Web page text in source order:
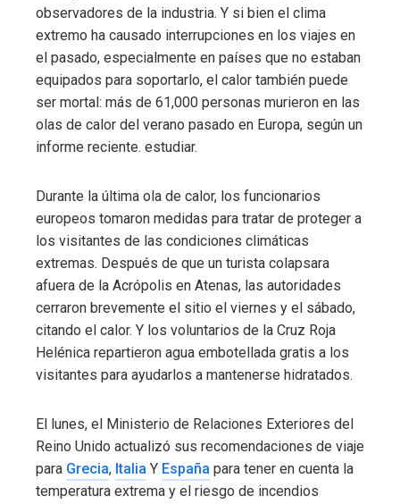
observadores de la industria. Y si bien el clima
extremo ha causado interrupciones en los viajes en
el pasado, especialmente en países que no estaban
equipados para soportarlo, el calor también puede
ser mortal: más de 61,000 personas murieron en las
olas de calor del verano pasado en Europa, según un
informe reciente. estudiar.
Durante la última ola de calor, los funcionarios
europeos tomaron medidas para tratar de proteger a
los visitantes de las condiciones climáticas
extremas. Después de que un turista colapsara
afuera de la Acrópolis en Atenas, las autoridades
cerraron brevemente el sitio el viernes y el sábado,
citando el calor. Y los voluntarios de la Cruz Roja
Helénica repartieron agua embotellada gratis a los
visitantes para ayudarlos a mantenerse hidratados.
El lunes, el Ministerio de Relaciones Exteriores del
Reino Unido actualizó sus recomendaciones de viaje
para Grecia, Italia Y España para tener en cuenta la
temperatura extrema y el riesgo de incendios